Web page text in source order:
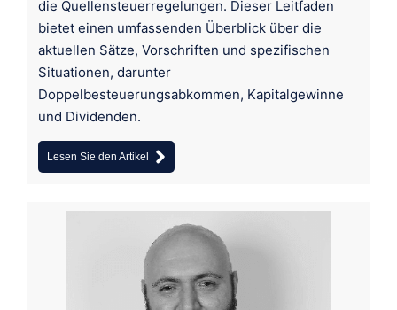
die Quellensteuerregelungen. Dieser Leitfaden
bietet einen umfassenden Überblick über die
aktuellen Sätze, Vorschriften und spezifischen
Situationen, darunter
Doppelbesteuerungsabkommen, Kapitalgewinne
und Dividenden.
Lesen Sie den Artikel